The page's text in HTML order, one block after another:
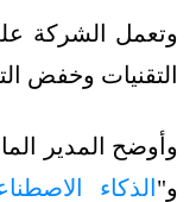
وتعمل الشركة
التقنيات وخفض
وأوضح المدير
و" الذكاء